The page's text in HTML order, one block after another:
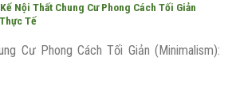
Nội Thất Chung Cư Phong Cách Tối Giản
Tế
Cư Phong Cách Tối Giản (Minimalism):